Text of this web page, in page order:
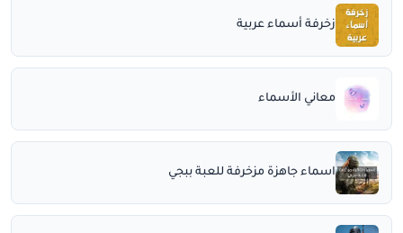
زخرفة أسماء عربية
معاني الأسماء
اسماء جاهزة مزخرفة للعبة ببجي